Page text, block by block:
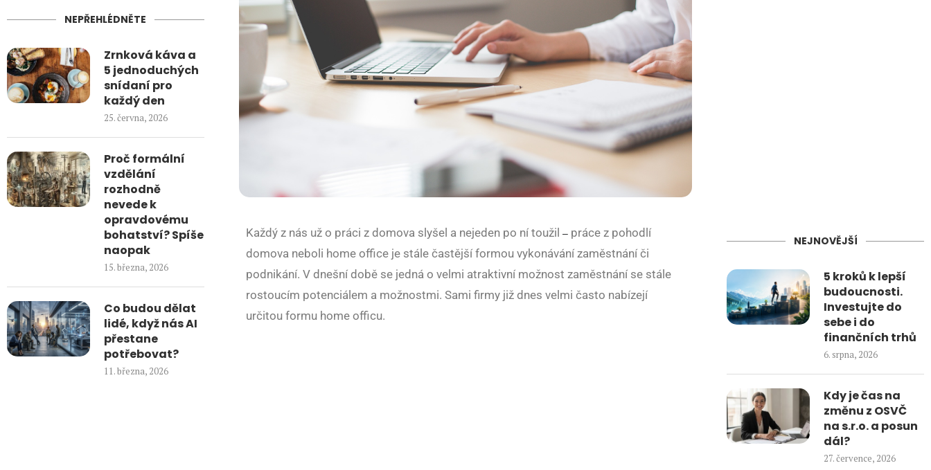
Každý z nás už o práci z domova slyšel a nejeden po ní toužil –práce z pohodlí
domova neboli home office je stále častější formou vykonávání zaměstnání či
podnikání. V dnešní době se jedná o velmi atraktivní možnost zaměstnání se stále
rostoucím potenciálem a možnostmi. Sami firmy již dnes velmi často nabízejí
určitou formu home officu.
NEJNOVĚJŠÍ
5 kroků k lepší
budoucnosti.
Investujte do
sebe i do
finančních trhů
6. srpna, 2026
Kdy je čas na
změnu z OSVČ
na s.r.o. a posun
dál?
27. července, 2026
NEPŘEHLÉDNĚTE
Zrnková káva a
5 jednoduchých
snídaní pro
každý den
25. června, 2026
Proč formální
vzdělání
rozhodně
nevede k
opravdovému
bohatství? Spíše
naopak
15. března, 2026
Co budou dělat
lidé, když nás AI
přestane
potřebovat?
11. března, 2026